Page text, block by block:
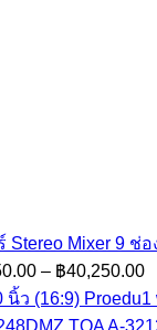
Stereo Mixer 9 ช่อ
– ฿40,250.00
TOA A-